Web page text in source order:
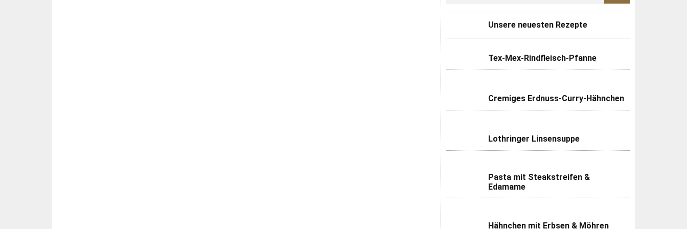
Unsere neuesten Rezepte
Tex-Mex-Rindfleisch-Pfanne
Cremiges Erdnuss-Curry-Hähnchen
Lothringer Linsensuppe
Pasta mit Steakstreifen &
Edamame
Hähnchen mit Erbsen & Möhren